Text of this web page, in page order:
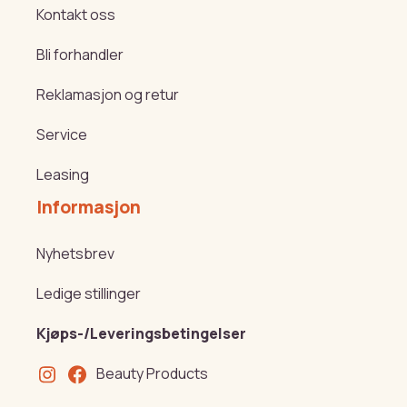
Kontakt oss
Bli forhandler
Reklamasjon og retur
Service
Leasing
Informasjon
Nyhetsbrev
Ledige stillinger
Kjøps-/Leveringsbetingelser
Beauty Products